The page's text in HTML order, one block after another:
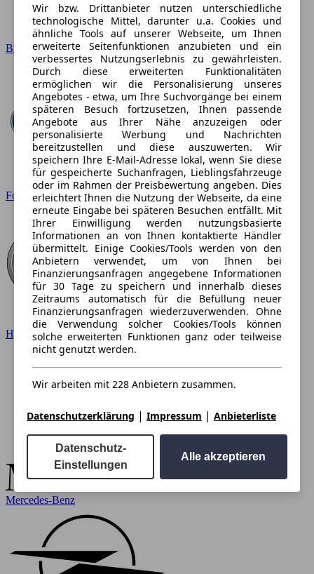
BMW
Ford
Hyundai
Mercedes-Benz
Wir bzw. Drittanbieter nutzen unterschiedliche
technologische Mittel, darunter u.a. Cookies und
ähnliche Tools auf unserer Webseite, um Ihnen
erweiterte Seitenfunktionen anzubieten und ein
verbessertes Nutzungserlebnis zu gewährleisten.
Durch diese erweiterten Funktionalitäten
ermöglichen wir die Personalisierung unseres
Angebotes - etwa, um Ihre Suchvorgänge bei einem
späteren Besuch fortzusetzen, Ihnen passende
Angebote aus Ihrer Nähe anzuzeigen oder
personalisierte Werbung und Nachrichten
bereitzustellen und diese auszuwerten. Wir
speichern Ihre E-Mail-Adresse lokal, wenn Sie diese
für gespeicherte Suchanfragen, Lieblingsfahrzeuge
oder im Rahmen der Preisbewertung angeben. Dies
erleichtert Ihnen die Nutzung der Webseite, da eine
erneute Eingabe bei späteren Besuchen entfällt. Mit
Ihrer Einwilligung werden nutzungsbasierte
Informationen an von Ihnen kontaktierte Händler
übermittelt. Einige Cookies/Tools werden von den
Anbietern verwendet, um von Ihnen bei
Finanzierungsanfragen angegebene Informationen
für 30 Tage zu speichern und innerhalb dieses
Zeitraums automatisch für die Befüllung neuer
Finanzierungsanfragen wiederzuverwenden. Ohne
die Verwendung solcher Cookies/Tools können
solche erweiterten Funktionen ganz oder teilweise
nicht genutzt werden.
Wir arbeiten mit 228 Anbietern zusammen.
Datenschutzerklärung | Impressum | Anbieterliste
Datenschutz-
Einstellungen
Alle akzeptieren